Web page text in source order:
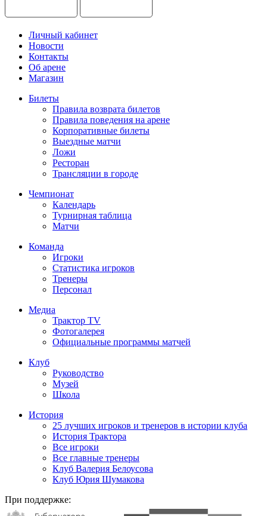
Личный кабинет
Новости
Контакты
Об арене
Магазин
Билеты
Правила возврата билетов
Правила поведения на арене
Корпоративные билеты
Выездные матчи
Ложи
Ресторан
Трансляции в городе
Чемпионат
Календарь
Турнирная таблица
Матчи
Команда
Игроки
Статистика игроков
Тренеры
Персонал
Медиа
Трактор TV
Фотогалерея
Официальные программы матчей
Клуб
Руководство
Музей
Школа
История
25 лучших игроков и тренеров в истории клуба
История Трактора
Все игроки
Все главные тренеры
Клуб Валерия Белоусова
Клуб Юрия Шумакова
При поддержке: